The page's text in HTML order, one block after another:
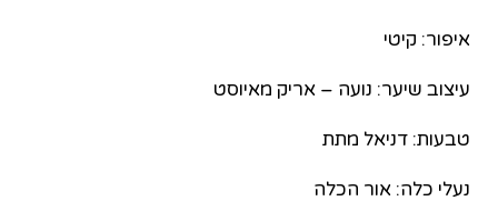
איפור: קיטי
עיצוב שיער: נועה – אריק מאיוסט
טבעות: דניאל מתת
נעלי כלה: אור הכלה